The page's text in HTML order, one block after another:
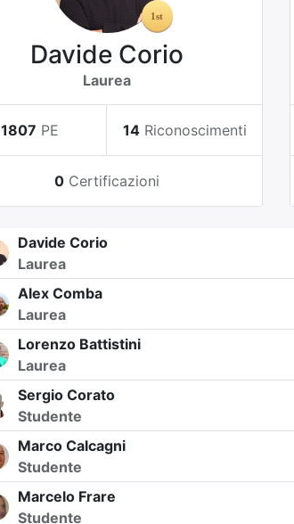
Davide Corio
Laurea
1807 PE 14 Riconoscimenti
0 Certificazioni
Davide Corio
Laurea
Alex Comba
Laurea
Lorenzo Battistini
Laurea
Sergio Corato
Studente
Marco Calcagni
Studente
Marcelo Frare
Studente